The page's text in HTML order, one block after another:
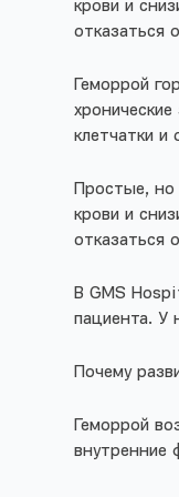
крови и
отказаться
Геморрой
клетчатки и
Простые, но
крови и
отказаться
В GMS
пациента. У
Почему
Геморрой
внутренние